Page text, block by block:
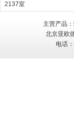
2137室
主营产品
北京亚欧
电话